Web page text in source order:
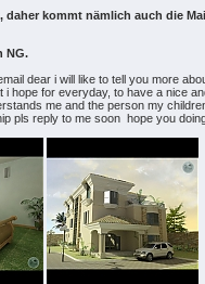
daher kommt nämlich auch die
NG.
dear i will like to tell you more
hope for everyday, to have a nice
me and the person my
pls reply to me soon hope you